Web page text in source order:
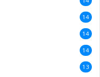
14
14
14
13